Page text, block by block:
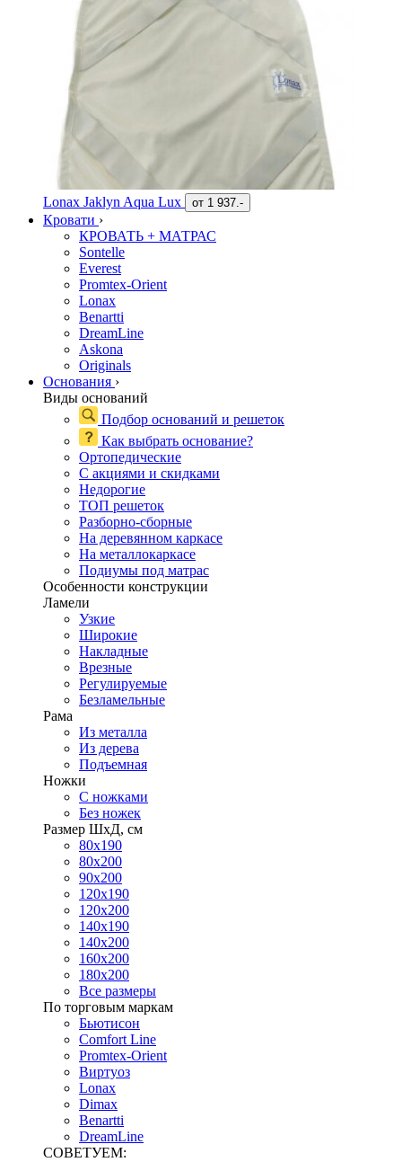
Lonax Jaklyn Aqua Lux от 1 937.-
Кровати ›
КРОВАТЬ + МАТРАС
Sontelle
Everest
Promtex-Orient
Lonax
Benartti
DreamLine
Askona
Originals
Основания ›
Виды оснований
Подбор оснований и решеток
Как выбрать основание?
Ортопедические
С акциями и скидками
Недорогие
ТОП решеток
Разборно-сборные
На деревянном каркасе
На металлокаркасе
Подиумы под матрас
Особенности конструкции
Ламели
Узкие
Широкие
Накладные
Врезные
Регулируемые
Безламельные
Рама
Из металла
Из дерева
Подъемная
Ножки
С ножками
Без ножек
Размер ШхД, см
80х190
80х200
90х200
120х190
120х200
140х190
140х200
160х200
180х200
Все размеры
По торговым маркам
Бьютисон
Comfort Line
Promtex-Orient
Виртуоз
Lonax
Dimax
Benartti
DreamLine
СОВЕТУЕМ: